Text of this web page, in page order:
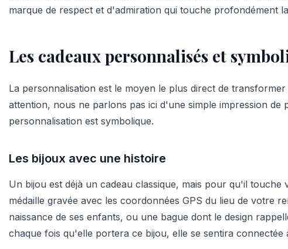
marque de respect et d'admiration qui touche profondément
Les cadeaux personnalisés et
La personnalisation est le moyen le plus direct de
attention, nous ne parlons pas ici d'une simple impression de
personnalisation est symbolique.
Les bijoux avec une histoire
Un bijou est déjà un cadeau classique, mais pour qu'il
médaille gravée avec les coordonnées GPS du lieu de votre
naissance de ses enfants, ou une bague dont le design
chaque fois qu'elle portera ce bijou, elle se sentira connectée